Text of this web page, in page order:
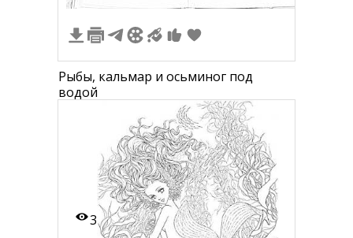
Рыбы, кальмар и осьминог под
водой
3